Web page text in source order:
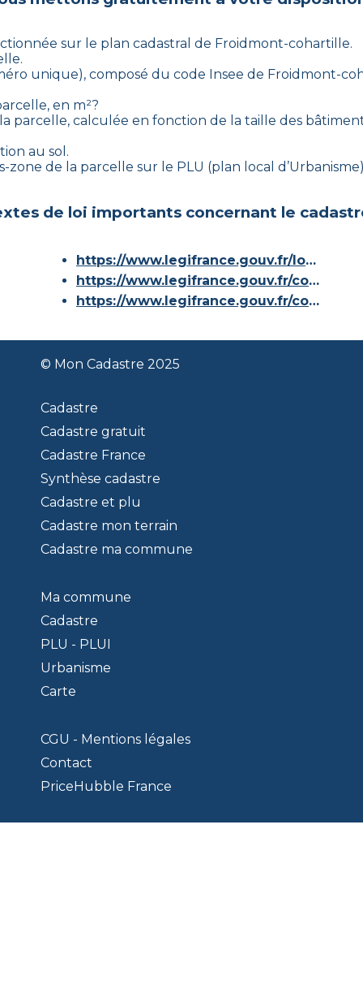
sur le plan cadastral de Froidmont-cohartille.
unique), composé du code Insee de Froidmont-
en m²?
parcelle, calculée en fonction de la taille des
au sol.
zone de la parcelle sur le PLU (plan local
de loi importants concernant le
https://www.legifrance.gouv.fr/loda/id/JORFTEXT000000686267/
https://www.legifrance.gouv.fr/codes/article_lc/LEGIARTI000036588629/
https://www.legifrance.gouv.fr/codes/id/LEGISCTA000006180153/
© Mon Cadastre 2025
Cadastre
Cadastre gratuit
Cadastre France
Synthèse cadastre
Cadastre et plu
Cadastre mon terrain
Cadastre ma commune
Ma commune
Cadastre
PLU - PLUI
Urbanisme
Carte
CGU - Mentions légales
Contact
PriceHubble France